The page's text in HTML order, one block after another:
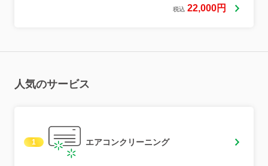
税込 22,000円
人気のサービス
1 エアコンクリーニング